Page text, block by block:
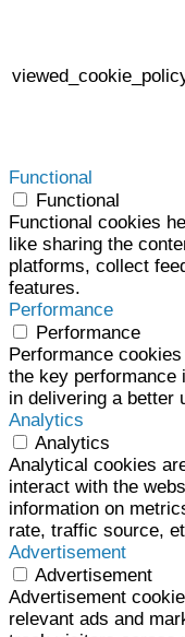
Functional
Functional
Functional cookies
like sharing the
platforms, collect
features.
Performance
Performance
Performance
the key performance
in delivering a better
Analytics
Analytics
Analytical cookies
interact with the
information on
rate, traffic source,
Advertisement
Advertisement
Advertisement
relevant ads and